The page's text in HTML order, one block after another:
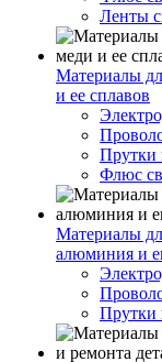
Ленты
Материалы
и ее сплавов
Прутки
Флюс
Материалы
алюминия и
Прутки